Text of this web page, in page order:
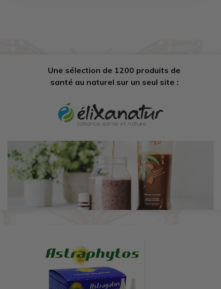
Une sélection de 1200 produits de
santé au naturel sur un seul site :